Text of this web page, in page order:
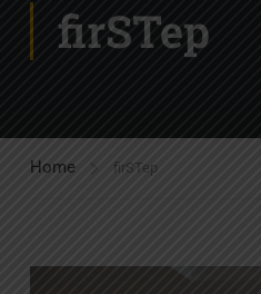
firSTep
Home firSTep